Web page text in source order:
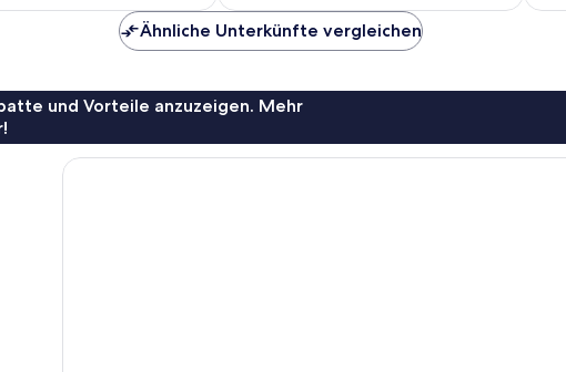
Ähnliche Unterkünfte vergleichen
und Vorteile anzuzeigen. Mehr